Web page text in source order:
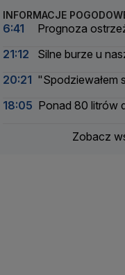
INFORMACJE
6:41
Prognoza
21:12
Silne burze u
20:21 "Spodziewałem
18:05 Ponad 80 litrów
Zobacz